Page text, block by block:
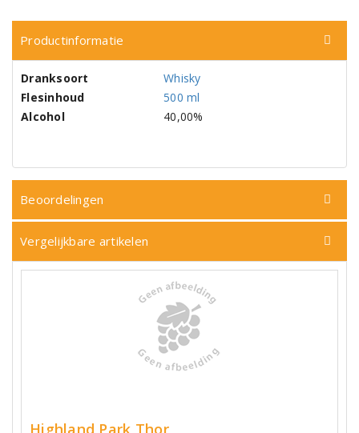
Productinformatie
Dranksoort
Whisky
Flesinhoud
500 ml
Alcohol
40,00%
Beoordelingen
Vergelijkbare artikelen
Highland Park Thor